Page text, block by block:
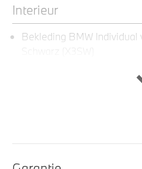
Interieur
Bekleding BMW
Zwart Chroom